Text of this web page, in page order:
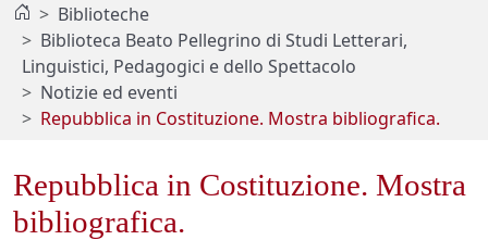
Biblioteche
Biblioteca Beato Pellegrino di Studi Letterari,
Linguistici, Pedagogici e dello Spettacolo
Notizie ed eventi
Repubblica in Costituzione. Mostra bibliografica.
Repubblica in Costituzione. Mostra
bibliografica.